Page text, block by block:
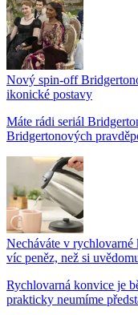
Nový spin-off
ikonické postavy
Máte rádi seriál
Bridgertonových
Necháváte v
víc peněz, než si
Rychlovarná konvice je
prakticky neumíme